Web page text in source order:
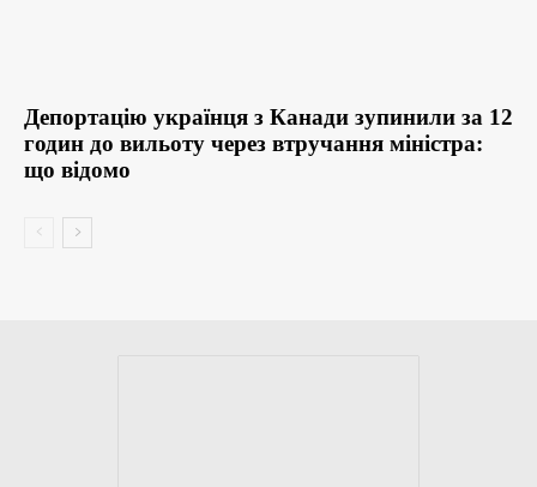
Депортацію українця з Канади зупинили за 12
годин до вильоту через втручання міністра:
що відомо